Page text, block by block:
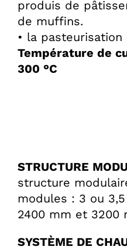
produis de
de muffins.
• la
Température de
300 °C
STRUCTURE
structure
modules : 3 ou
2400 mm et 3200
SYSTÈME DE